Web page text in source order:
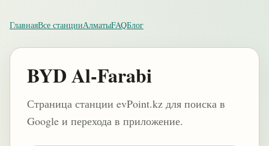
ГлавнаяВсе станцииАлматыFAQБлог
BYD Al-Farabi
Страница станции evPoint.kz для поиска в
Google и перехода в приложение.